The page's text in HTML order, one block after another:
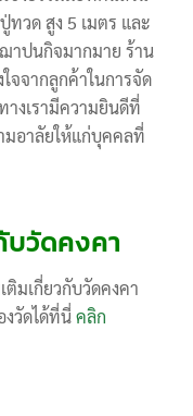
วด สูง 5 เมตร และ
าปนกิจมากมาย ร้าน
จจากลูกค้าในการจัด
างเรามีความยินดีที่
มอาลัยให้แก่บุคคลที่
บวัดคงคา
มเกี่ยวกับวัดคงคา
งวัดได้ที่นี่คลิก